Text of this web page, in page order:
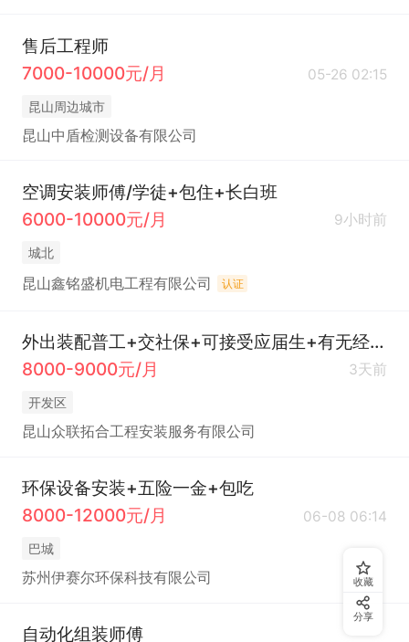
售后工程师
7000-10000元/月
05-26 02:15
昆山周边城市
昆山中盾检测设备有限公司
空调安装师傅/学徒+包住+长白班
6000-10000元/月
9小时前
城北
昆山鑫铭盛机电工程有限公司 认证
外出装配普工+交社保+可接受应届生+有无经验均可
8000-9000元/月
3天前
开发区
昆山众联拓合工程安装服务有限公司
环保设备安装+五险一金+包吃
8000-12000元/月
06-08 06:14
巴城
苏州伊赛尔环保科技有限公司
自动化组装师傅
收藏
分享